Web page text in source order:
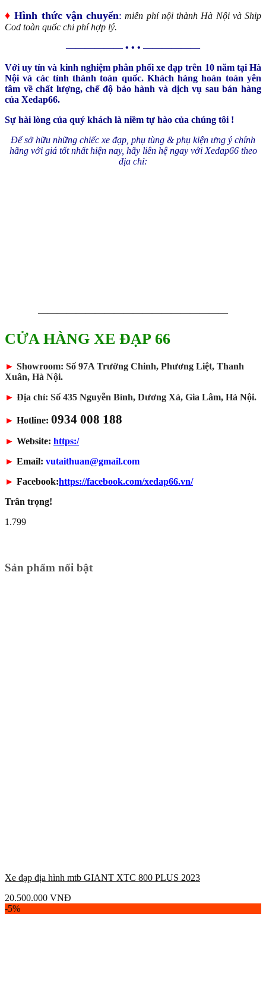
♦ Hình thức vận chuyển: miễn phí nội thành Hà Nội và Ship
Cod toàn quốc chi phí hợp lý.
—————— • • • ——————
Với uy tín và kinh nghiệm phân phối xe đạp trên 10 năm tại Hà
Nội và các tỉnh thành toàn quốc. Khách hàng hoàn toàn yên
tâm về chất lượng, chế độ bảo hành và dịch vụ sau bán hàng
của Xedap66.
Sự hài lòng của quý khách là niềm tự hào của chúng tôi !
Để sở hữu những chiếc xe đạp, phụ tùng & phụ kiện ưng ý chính
hãng với giá tốt nhất hiện nay, hãy liên hệ ngay với Xedap66 theo
địa chỉ:
————————————————————
CỬA HÀNG XE ĐẠP 66
► Showroom: Số 97A Trường Chinh, Phương Liệt, Thanh
Xuân, Hà Nội.
► Địa chỉ: Số 435 Nguyễn Bình, Dương Xá, Gia Lâm, Hà Nội.
► Hotline: 0934 008 188
► Website: https:/
► Email: vutaithuan@gmail.com
► Facebook:https://facebook.com/xedap66.vn/
Trân trọng!
1.799
Sản phẩm nổi bật
Xe đạp địa hình mtb GIANT XTC 800 PLUS 2023
20.500.000 VNĐ
-5%